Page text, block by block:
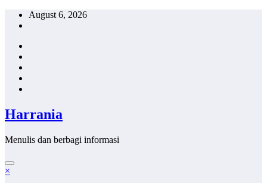
Skip
August 6, 2026
Harrania
Menulis dan berbagi informasi
×